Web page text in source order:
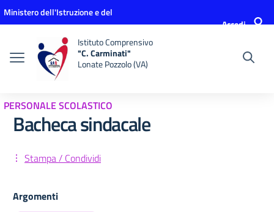
Vai ai contenuti
Vai al menu di navigazione
Vai al footer
Ministero dell'Istruzione e del
Accedi
Istituto Comprensivo
"C. Carminati"
Lonate Pozzolo (VA)
PERSONALE SCOLASTICO
Bacheca sindacale
Stampa / Condividi
Argomenti